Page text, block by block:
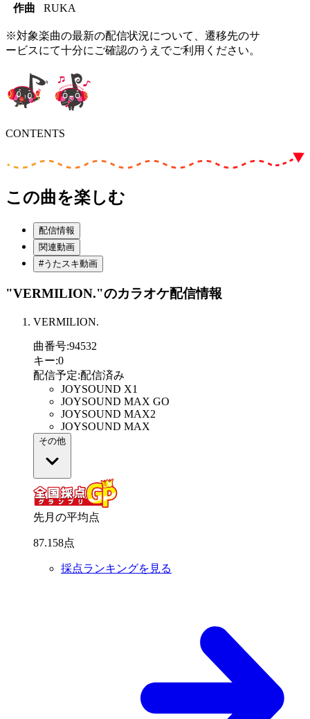
作曲 RUKA
※対象楽曲の最新の配信状況について、遷移先のサ
ービスにて十分にご確認のうえでご利用ください。
CONTENTS
この曲を楽しむ
配信情報
関連動画
#うたスキ動画
"VERMILION."のカラオケ配信情報
VERMILION.
曲番号:94532
キー:0
配信予定:配信済み
JOYSOUND X1
JOYSOUND MAX GO
JOYSOUND MAX2
JOYSOUND MAX
その他
先月の平均点
87.158点
採点ランキングを見る